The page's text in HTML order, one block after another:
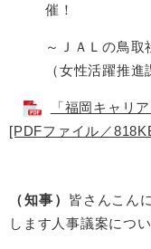
催！
～ＪＡ
（女性活躍推進
「福岡キャリ
[PDFファイル／
（知事） 皆さんこん
します人事議案につ